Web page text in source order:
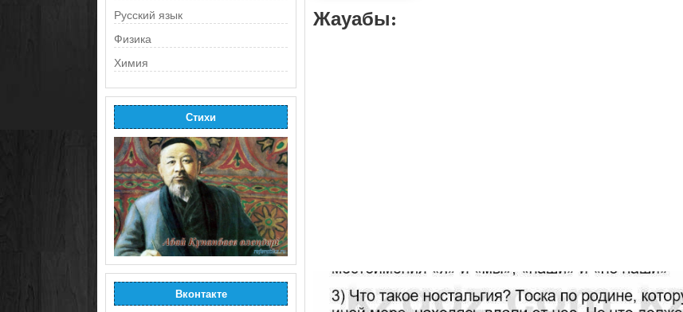
Русский язык
Физика
Химия
Стихи
Вконтакте
Жауабы: